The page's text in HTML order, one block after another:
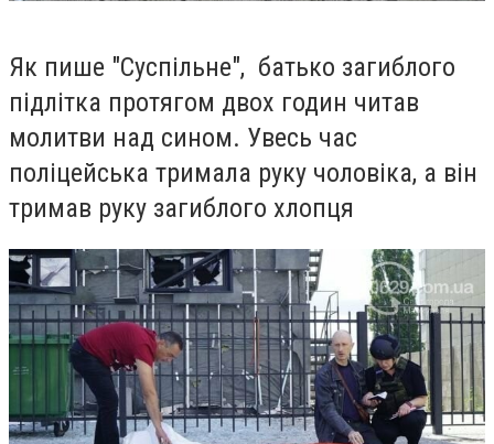
Як пише "Суспільне", батько загиблого
підлітка протягом двох годин читав
молитви над сином. Увесь час
поліцейська тримала руку чоловіка, а він
тримав руку загиблого хлопця